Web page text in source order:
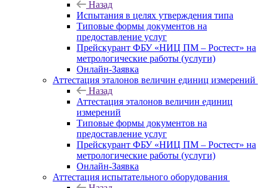
Назад
Испытания в целях утверждения типа
Типовые формы документов на
предоставление услуг
Прейскурант ФБУ «НИЦ ПМ – Ростест» на
метрологические работы (услуги)
Онлайн-Заявка
Аттестация эталонов величин единиц измерений
Назад
Аттестация эталонов величин единиц
измерений
Типовые формы документов на
предоставление услуг
Прейскурант ФБУ «НИЦ ПМ – Ростест» на
метрологические работы (услуги)
Онлайн-Заявка
Аттестация испытательного оборудования